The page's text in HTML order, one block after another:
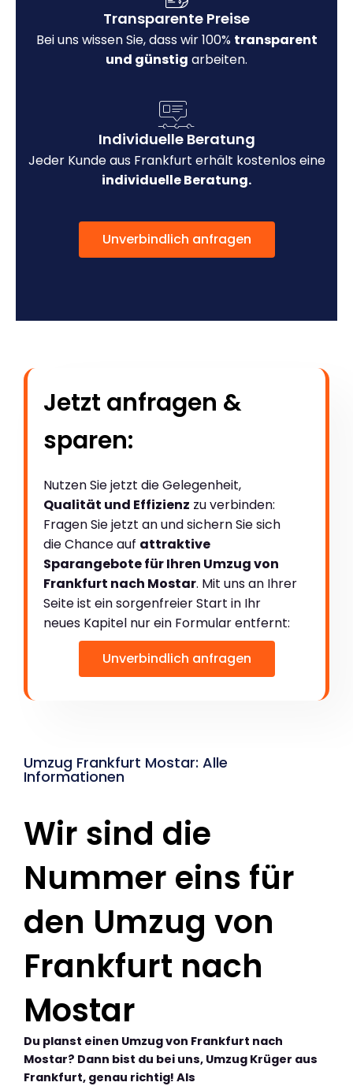
Transparente Preise
Bei uns wissen Sie, dass wir 100% transparent
und günstig arbeiten.
Individuelle Beratung
Jeder Kunde aus Frankfurt erhält kostenlos eine
individuelle Beratung.
Unverbindlich anfragen
Jetzt anfragen &
sparen:
Nutzen Sie jetzt die Gelegenheit,
Qualität und Effizienz zu verbinden:
Fragen Sie jetzt an und sichern Sie sich
die Chance auf attraktive
Sparangebote für Ihren Umzug von
Frankfurt nach Mostar. Mit uns an Ihrer
Seite ist ein sorgenfreier Start in Ihr
neues Kapitel nur ein Formular entfernt:
Unverbindlich anfragen
Umzug Frankfurt Mostar: Alle
Informationen
Wir sind die
Nummer eins für
den Umzug von
Frankfurt nach
Mostar
Du planst einen Umzug von Frankfurt nach
Mostar? Dann bist du bei uns, Umzug Krüger aus
Frankfurt, genau richtig! Als